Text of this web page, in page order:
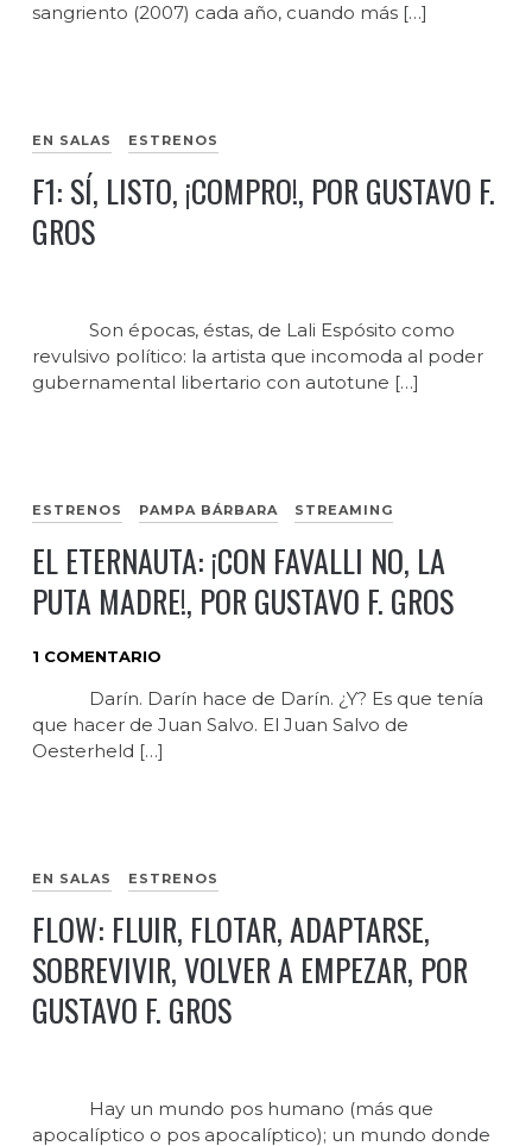
sangriento (2007) cada año, cuando más […]
EN SALAS ESTRENOS
F1: SÍ, LISTO, ¡COMPRO!, POR GUSTAVO F.
GROS
Son épocas, éstas, de Lali Espósito como
revulsivo político: la artista que incomoda al poder
gubernamental libertario con autotune […]
ESTRENOS PAMPA BÁRBARA STREAMING
EL ETERNAUTA: ¡CON FAVALLI NO, LA
PUTA MADRE!, POR GUSTAVO F. GROS
1 COMENTARIO
Darín. Darín hace de Darín. ¿Y? Es que tenía
que hacer de Juan Salvo. El Juan Salvo de
Oesterheld […]
EN SALAS ESTRENOS
FLOW: FLUIR, FLOTAR, ADAPTARSE,
SOBREVIVIR, VOLVER A EMPEZAR, POR
GUSTAVO F. GROS
Hay un mundo pos humano (más que
apocalíptico o pos apocalíptico); un mundo donde